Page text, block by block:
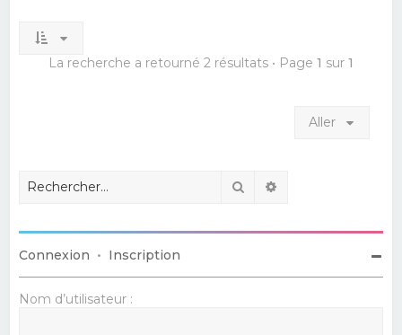
La recherche a retourné 2 résultats • Page 1 sur 1
Aller
Rechercher
Connexion • Inscription
Nom d’utilisateur :